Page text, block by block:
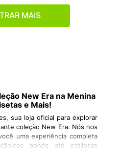
MAIS
New Era na Menina
e Mais!
sua loja oficial para explorar
coleção New Era. Nós nos
uma experiência completa
bonés até estilosas